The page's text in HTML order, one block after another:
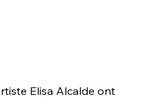
Elisa Alcalde ont